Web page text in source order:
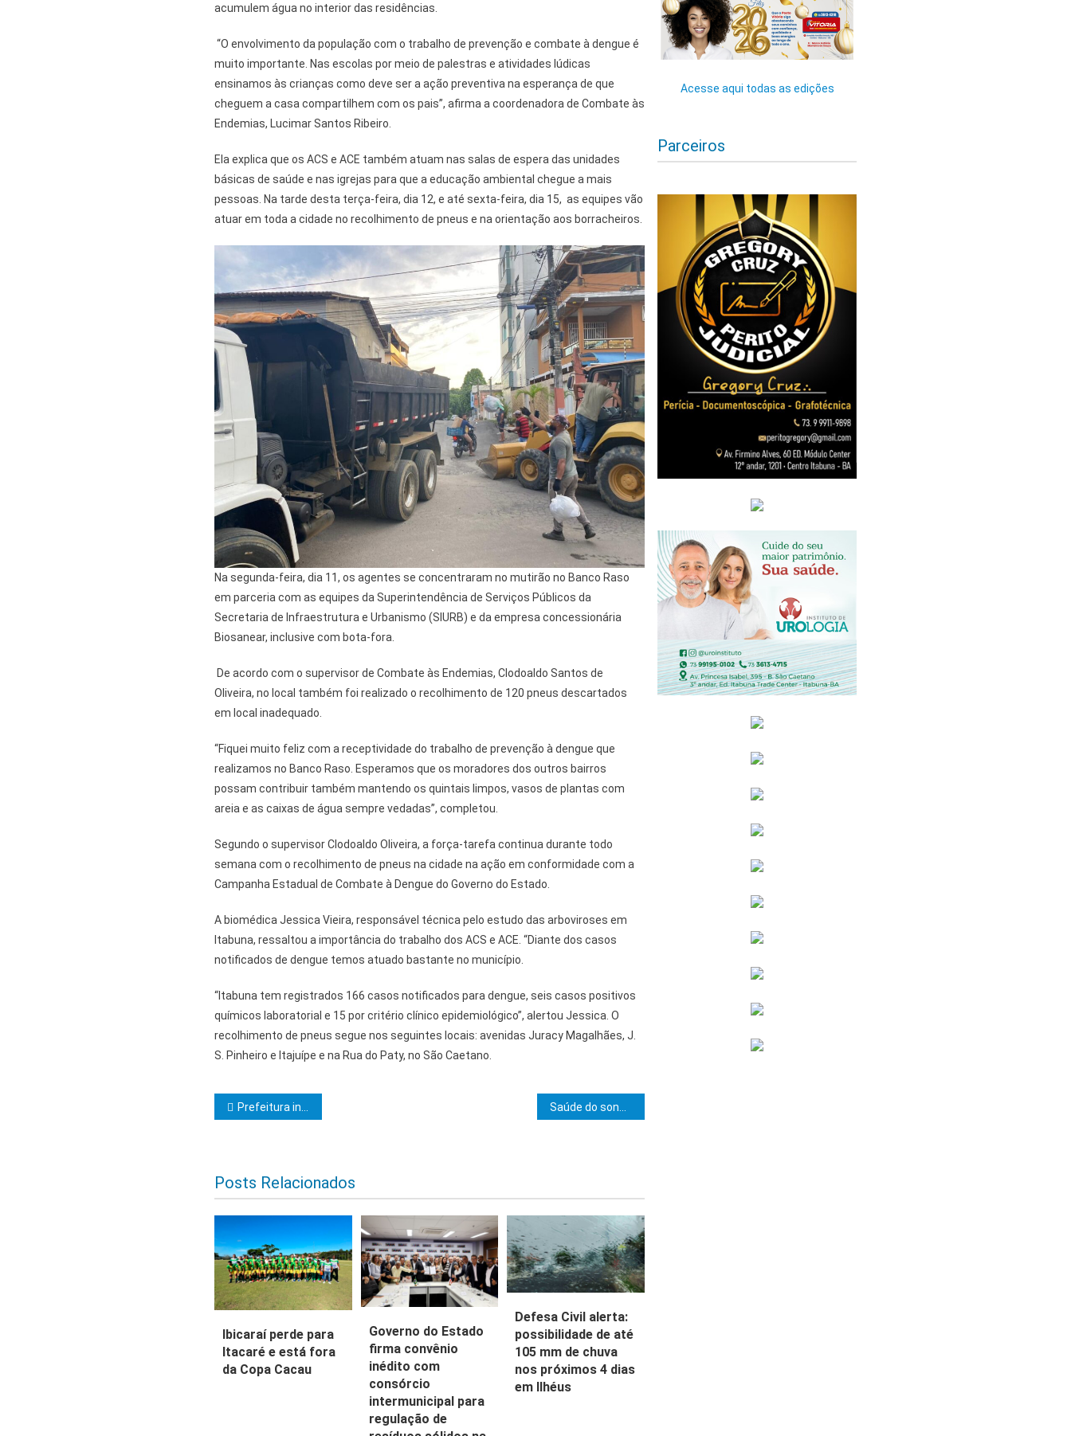
acumulem água no interior das residências.
“O envolvimento da população com o trabalho de prevenção e combate à dengue é
muito importante. Nas escolas por meio de palestras e atividades lúdicas
ensinamos às crianças como deve ser a ação preventiva na esperança de que
cheguem a casa compartilhem com os pais”, afirma a coordenadora de Combate às
Endemias, Lucimar Santos Ribeiro.
Ela explica que os ACS e ACE também atuam nas salas de espera das unidades
básicas de saúde e nas igrejas para que a educação ambiental chegue a mais
pessoas. Na tarde desta terça-feira, dia 12, e até sexta-feira, dia 15, as equipes vão
atuar em toda a cidade no recolhimento de pneus e na orientação aos borracheiros.
Na segunda-feira, dia 11, os agentes se concentraram no mutirão no Banco Raso
em parceria com as equipes da Superintendência de Serviços Públicos da
Secretaria de Infraestrutura e Urbanismo (SIURB) e da empresa concessionária
Biosanear, inclusive com bota-fora.
De acordo com o supervisor de Combate às Endemias, Clodoaldo Santos de
Oliveira, no local também foi realizado o recolhimento de 120 pneus descartados
em local inadequado.
“Fiquei muito feliz com a receptividade do trabalho de prevenção à dengue que
realizamos no Banco Raso. Esperamos que os moradores dos outros bairros
possam contribuir também mantendo os quintais limpos, vasos de plantas com
areia e as caixas de água sempre vedadas”, completou.
Segundo o supervisor Clodoaldo Oliveira, a força-tarefa continua durante todo
semana com o recolhimento de pneus na cidade na ação em conformidade com a
Campanha Estadual de Combate à Dengue do Governo do Estado.
A biomédica Jessica Vieira, responsável técnica pelo estudo das arboviroses em
Itabuna, ressaltou a importância do trabalho dos ACS e ACE. “Diante dos casos
notificados de dengue temos atuado bastante no município.
“Itabuna tem registrados 166 casos notificados para dengue, seis casos positivos
químicos laboratorial e 15 por critério clínico epidemiológico”, alertou Jessica. O
recolhimento de pneus segue nos seguintes locais: avenidas Juracy Magalhães, J.
S. Pinheiro e Itajuípe e na Rua do Paty, no São Caetano.
Navegação de Post
Prefeitura intensifica coleta de pneus usados em ação preventiva de combate ao mosquito da dengue em Itabuna
Posts Relacionados
Ibicaraí perde para
Itacaré e está fora
da Copa Cacau
Governo do Estado
firma convênio
inédito com
consórcio
intermunicipal para
regulação de
Defesa Civil alerta:
possibilidade de até
105 mm de chuva
nos próximos 4 dias
em Ilhéus
Acesse aqui todas as edições
Parceiros